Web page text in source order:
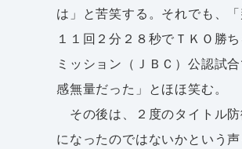
は」と苦笑する。それでも、
１１回２分２８秒でＴＫＯ勝
ミッション（ＪＢＣ）公認試
感無量だった」とほほ笑む。
その後は、２度のタイトル
になったのではないかという